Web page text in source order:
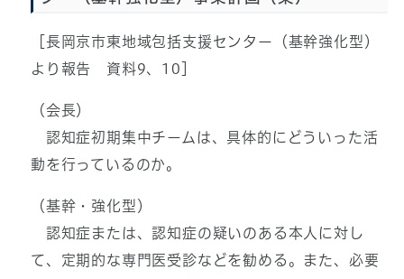
［長岡京市東地域包括支援センター（基幹強化型）
より報告 資料9、10］
（会長）
認知症初期集中チームは、具体的にどういった活
動を行っているのか。
（基幹・強化型）
認知症または、認知症の疑いのある本人に対し
て、定期的な専門医受診などを勧める。また、必要